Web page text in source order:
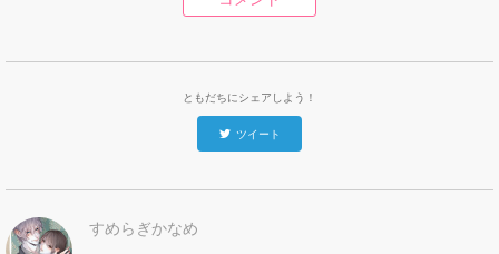
ともだちにシェアしよう！
ツイート
すめらぎかなめ